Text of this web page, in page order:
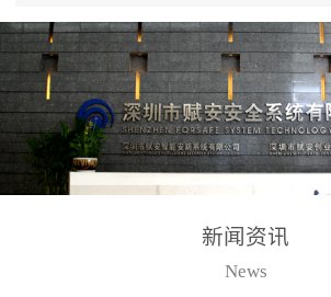
事故频发，传统的火灾探
测方法已无法满足要求。
尤其是目前众多的大型影
剧院、会议展览中心、体
育馆、大型仓库和隧道空
间等，其建筑结构特殊、
火灾隐患多。一旦发生火
用了具
校验的
路状态
后向光
高可靠
等多项
警领域
和工程
新闻资讯
News